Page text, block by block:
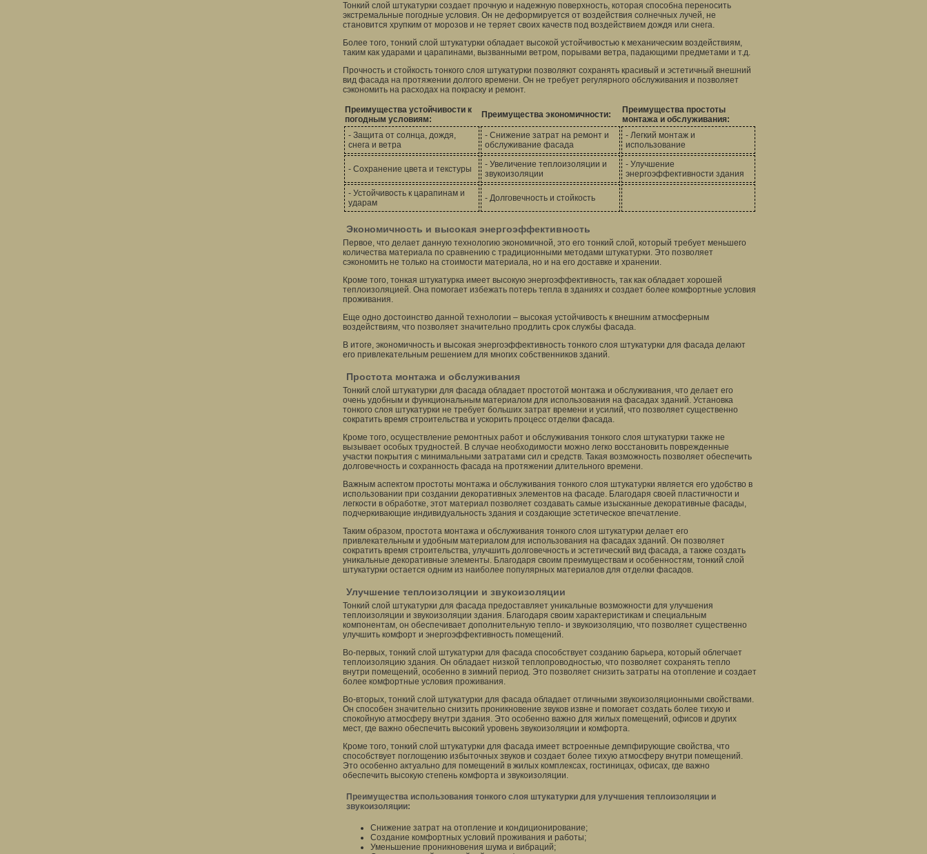
Тонкий слой штукатурки создает прочную и надежную поверхность, которая способна переносить
экстремальные погодные условия. Он не деформируется от воздействия солнечных лучей, не
становится хрупким от морозов и не теряет своих качеств под воздействием дождя или снега.
Более того, тонкий слой штукатурки обладает высокой устойчивостью к механическим воздействиям,
таким как ударами и царапинами, вызванными ветром, порывами ветра, падающими предметами и т.д.
Прочность и стойкость тонкого слоя штукатурки позволяют сохранять красивый и эстетичный внешний
вид фасада на протяжении долгого времени. Он не требует регулярного обслуживания и позволяет
сэкономить на расходах на покраску и ремонт.
Преимущества устойчивости к
погодным условиям:
Преимущества экономичности:
Преимущества простоты
монтажа и обслуживания:
- Защита от солнца, дождя,
снега и ветра
- Снижение затрат на ремонт и
обслуживание фасада
- Легкий монтаж и
использование
- Сохранение цвета и текстуры
- Увеличение теплоизоляции и
звукоизоляции
- Улучшение
энергоэффективности здания
- Устойчивость к царапинам и
ударам
- Долговечность и стойкость
Экономичность и высокая энергоэффективность
Первое, что делает данную технологию экономичной, это его тонкий слой, который требует меньшего
количества материала по сравнению с традиционными методами штукатурки. Это позволяет
сэкономить не только на стоимости материала, но и на его доставке и хранении.
Кроме того, тонкая штукатурка имеет высокую энергоэффективность, так как обладает хорошей
теплоизоляцией. Она помогает избежать потерь тепла в зданиях и создает более комфортные условия
проживания.
Еще одно достоинство данной технологии – высокая устойчивость к внешним атмосферным
воздействиям, что позволяет значительно продлить срок службы фасада.
В итоге, экономичность и высокая энергоэффективность тонкого слоя штукатурки для фасада делают
его привлекательным решением для многих собственников зданий.
Простота монтажа и обслуживания
Тонкий слой штукатурки для фасада обладает простотой монтажа и обслуживания, что делает его
очень удобным и функциональным материалом для использования на фасадах зданий. Установка
тонкого слоя штукатурки не требует больших затрат времени и усилий, что позволяет существенно
сократить время строительства и ускорить процесс отделки фасада.
Кроме того, осуществление ремонтных работ и обслуживания тонкого слоя штукатурки также не
вызывает особых трудностей. В случае необходимости можно легко восстановить поврежденные
участки покрытия с минимальными затратами сил и средств. Такая возможность позволяет обеспечить
долговечность и сохранность фасада на протяжении длительного времени.
Важным аспектом простоты монтажа и обслуживания тонкого слоя штукатурки является его удобство в
использовании при создании декоративных элементов на фасаде. Благодаря своей пластичности и
легкости в обработке, этот материал позволяет создавать самые изысканные декоративные фасады,
подчеркивающие индивидуальность здания и создающие эстетическое впечатление.
Таким образом, простота монтажа и обслуживания тонкого слоя штукатурки делает его
привлекательным и удобным материалом для использования на фасадах зданий. Он позволяет
сократить время строительства, улучшить долговечность и эстетический вид фасада, а также создать
уникальные декоративные элементы. Благодаря своим преимуществам и особенностям, тонкий слой
штукатурки остается одним из наиболее популярных материалов для отделки фасадов.
Улучшение теплоизоляции и звукоизоляции
Тонкий слой штукатурки для фасада предоставляет уникальные возможности для улучшения
теплоизоляции и звукоизоляции здания. Благодаря своим характеристикам и специальным
компонентам, он обеспечивает дополнительную тепло- и звукоизоляцию, что позволяет существенно
улучшить комфорт и энергоэффективность помещений.
Во-первых, тонкий слой штукатурки для фасада способствует созданию барьера, который облегчает
теплоизоляцию здания. Он обладает низкой теплопроводностью, что позволяет сохранять тепло
внутри помещений, особенно в зимний период. Это позволяет снизить затраты на отопление и создает
более комфортные условия проживания.
Во-вторых, тонкий слой штукатурки для фасада обладает отличными звукоизоляционными свойствами.
Он способен значительно снизить проникновение звуков извне и помогает создать более тихую и
спокойную атмосферу внутри здания. Это особенно важно для жилых помещений, офисов и других
мест, где важно обеспечить высокий уровень звукоизоляции и комфорта.
Кроме того, тонкий слой штукатурки для фасада имеет встроенные демпфирующие свойства, что
способствует поглощению избыточных звуков и создает более тихую атмосферу внутри помещений.
Это особенно актуально для помещений в жилых комплексах, гостиницах, офисах, где важно
обеспечить высокую степень комфорта и звукоизоляции.
Преимущества использования тонкого слоя штукатурки для улучшения теплоизоляции и
звукоизоляции:
Снижение затрат на отопление и кондиционирование;
Создание комфортных условий проживания и работы;
Уменьшение проникновения шума и вибраций;